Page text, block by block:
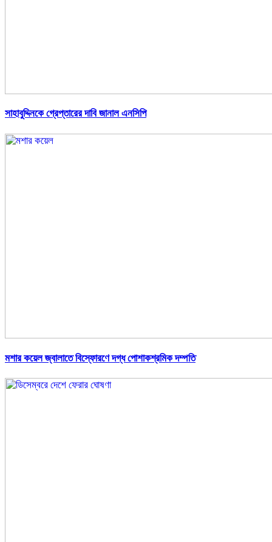
সাহাবুদ্দিনকে গ্রেপ্তারের দাবি জানাল এনসিপি
মশার কয়েল জ্বালাতে বিস্ফোরণে দগ্ধ পোশাকশ্রমিক দম্পতি